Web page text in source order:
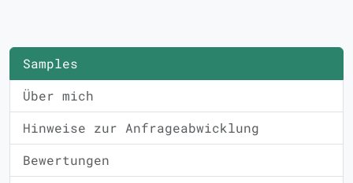
Samples
Über mich
Hinweise zur Anfrageabwicklung
Bewertungen